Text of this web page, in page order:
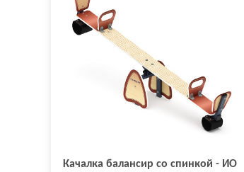
Качалка балансир со спинкой - ИО